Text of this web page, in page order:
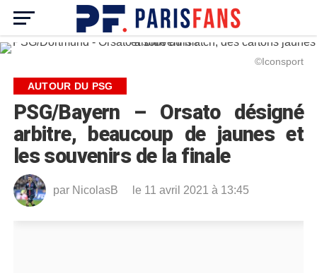
©Iconsport
AUTOUR DU PSG
PSG/Bayern – Orsato désigné
arbitre, beaucoup de jaunes et
les souvenirs de la finale
par NicolasB le 11 avril 2021 à 13:45